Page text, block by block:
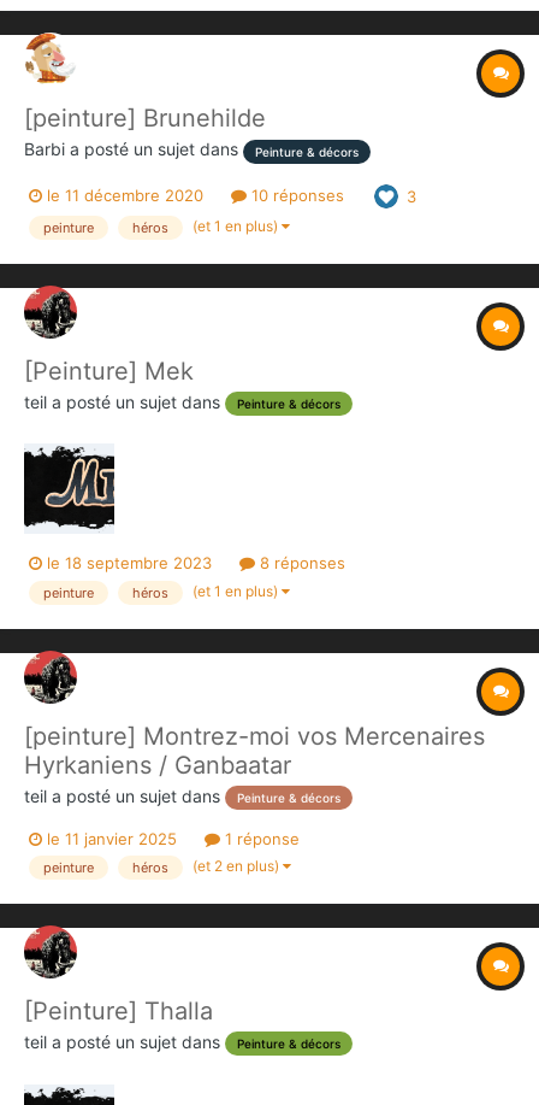
[peinture] Brunehilde
Barbi a posté un sujet dans Peinture & décors
le 11 décembre 2020 10 réponses 3
peinture héros (et 1 en plus)
[Peinture] Mek
teil a posté un sujet dans Peinture & décors
le 18 septembre 2023 8 réponses
peinture héros (et 1 en plus)
[peinture] Montrez-moi vos Mercenaires
Hyrkaniens / Ganbaatar
teil a posté un sujet dans Peinture & décors
le 11 janvier 2025 1 réponse
peinture héros (et 2 en plus)
[Peinture] Thalla
teil a posté un sujet dans Peinture & décors